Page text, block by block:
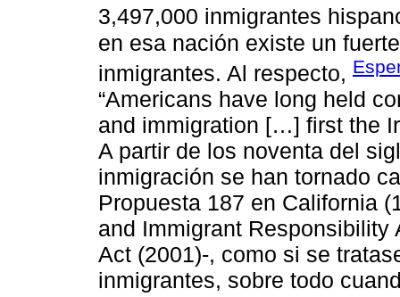
3,497,000 inmigrantes
en esa nación existe un
inmigrantes. Al respecto,
“Americans have long held
and immigration […] first the
A partir de los noventa del
inmigración se han tornado
Propuesta 187 en California
and Immigrant Responsibility
Act (2001)-, como si se
inmigrantes, sobre todo